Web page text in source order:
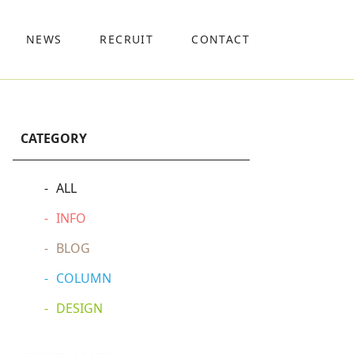
NEWS RECRUIT CONTACT
CATEGORY
ALL
INFO
BLOG
COLUMN
DESIGN